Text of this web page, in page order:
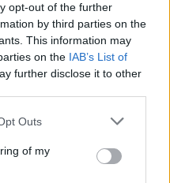
opt-out of the further
by third parties on the
This information may
on the IAB’s List of
further disclose it to other
Outs
of my
Δάντης: «Συνάδελφοι
να ξεχάσουν ότι